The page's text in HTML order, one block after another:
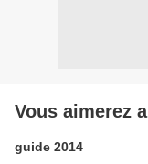
Vous aimerez
guide 2014